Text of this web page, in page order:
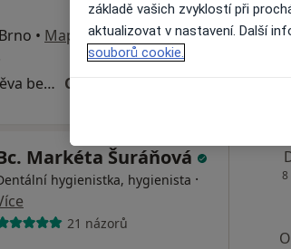
• Mapa
Opakovaná návštěva bez Airflow Cena nebyla přidána
Markéta Šuráňová
hygienistka, hygienista ·
21 názorů
8
základě vašich zvyklostí při
aktualizovat v nastavení. Další
souborů cookie.